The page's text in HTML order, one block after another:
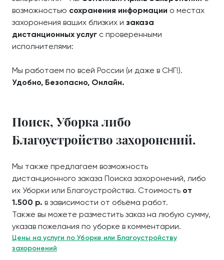
возможностью сохранения информации о местах
захоронения ваших близких и заказа
дистанционных услуг с проверенными
исполнителями:
Мы работаем по всей России (и даже в СНГ!).
Удобно, Безопасно, Онлайн.
Поиск, Уборка либо
Благоустройство захоронений.
Мы также предлагаем возможность
дистанционного заказа Поиска захоронений, либо
их Уборки или Благоустройства. Стоимость от
1.500 р. в зависимости от объёма работ.
Также вы можете разместить заказ на любую сумму,
указав пожелания по уборке в комментарии.
Цены на услуги по Уборке или Благоустройству
захоронений